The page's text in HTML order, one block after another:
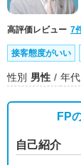
高評価レビュー 7
接客態度がいい
性別 男性 年代
FP
自己紹介